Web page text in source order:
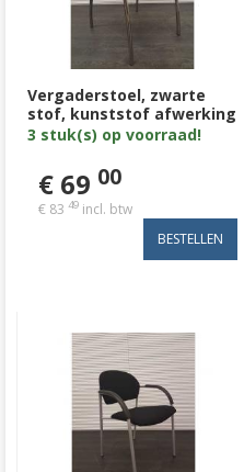
Vergaderstoel, zwarte
stof, kunststof afwerking
armleuning, chroom 4
3 stuk(s) op voorraad!
€ 69 00
€ 83 49incl. btw